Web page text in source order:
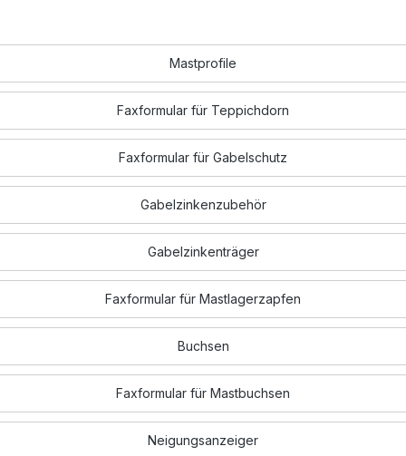
Mastprofile
Faxformular für Teppichdorn
Faxformular für Gabelschutz
Gabelzinkenzubehör
Gabelzinkenträger
Faxformular für Mastlagerzapfen
Buchsen
Faxformular für Mastbuchsen
Neigungsanzeiger